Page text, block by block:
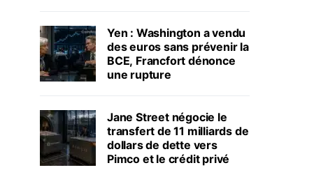
Yen : Washington a vendu
des euros sans prévenir la
BCE, Francfort dénonce
une rupture
Jane Street négocie le
transfert de 11 milliards de
dollars de dette vers
Pimco et le crédit privé